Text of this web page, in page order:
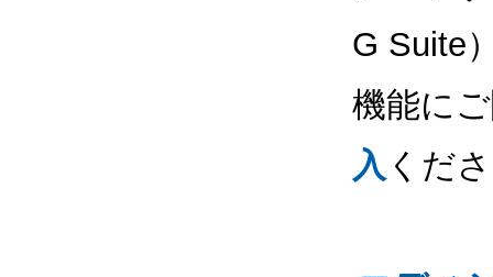
G Suite
機能に
入 くだ